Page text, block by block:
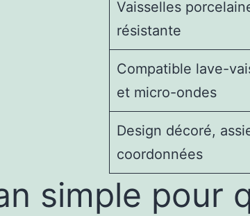
Vaisselles
résistante
Compatible lave-
et micro-ondes
Design décoré,
coordonnées
simple pour